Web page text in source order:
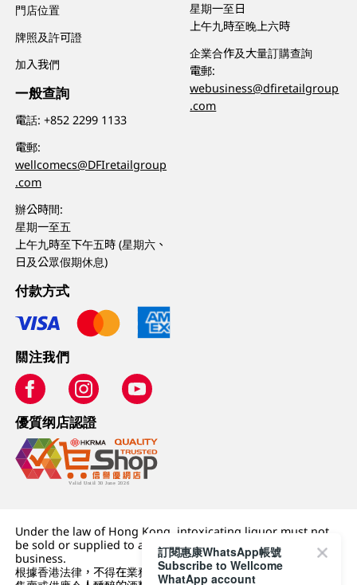
門店位置
牌照及許可證
加入我們
一般查詢
電話:+852 2299 1133
電郵:
wellcomecs@DFIretailgroup
.com
辦公時間:
星期一至五
上午九時至下午五時 (星期六、
日及公眾假期休息)
星期一至日
上午九時至晚上六時
企業合作及大量訂購查詢
電郵:
webusiness@dfiretailgroup
.com
付款方式
關注我們
優質纲店認證
Under the law of Hong Kong, intoxicating liquor must not
be sold or supplied to a minor (under 18) in the course of
business.
根據香港法律，不得在業務過程中，向未成年人 (18 歲以下人士)
訂閱惠康WhatsApp帳號
Subscribe to Wellcome
WhatApp account